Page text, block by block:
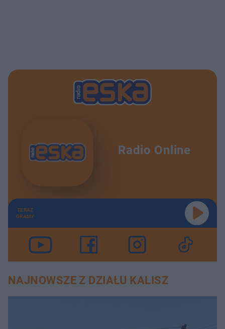
Radio Online
TERAZ
GRAMY
NAJNOWSZE Z DZIAŁU KALISZ